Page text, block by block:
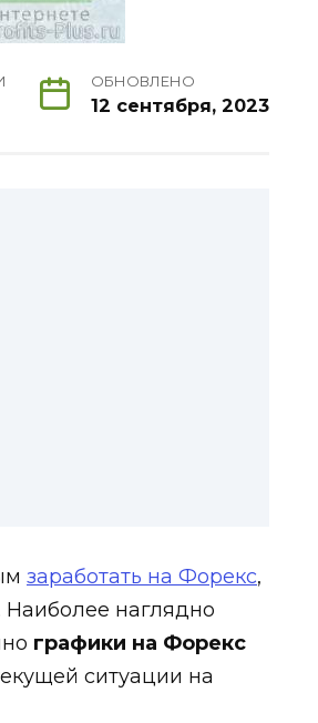
ОБНОВЛЕНО
12 сентября, 2023
заработать на Форекс,
наглядно
графики на Форекс
ситуации на